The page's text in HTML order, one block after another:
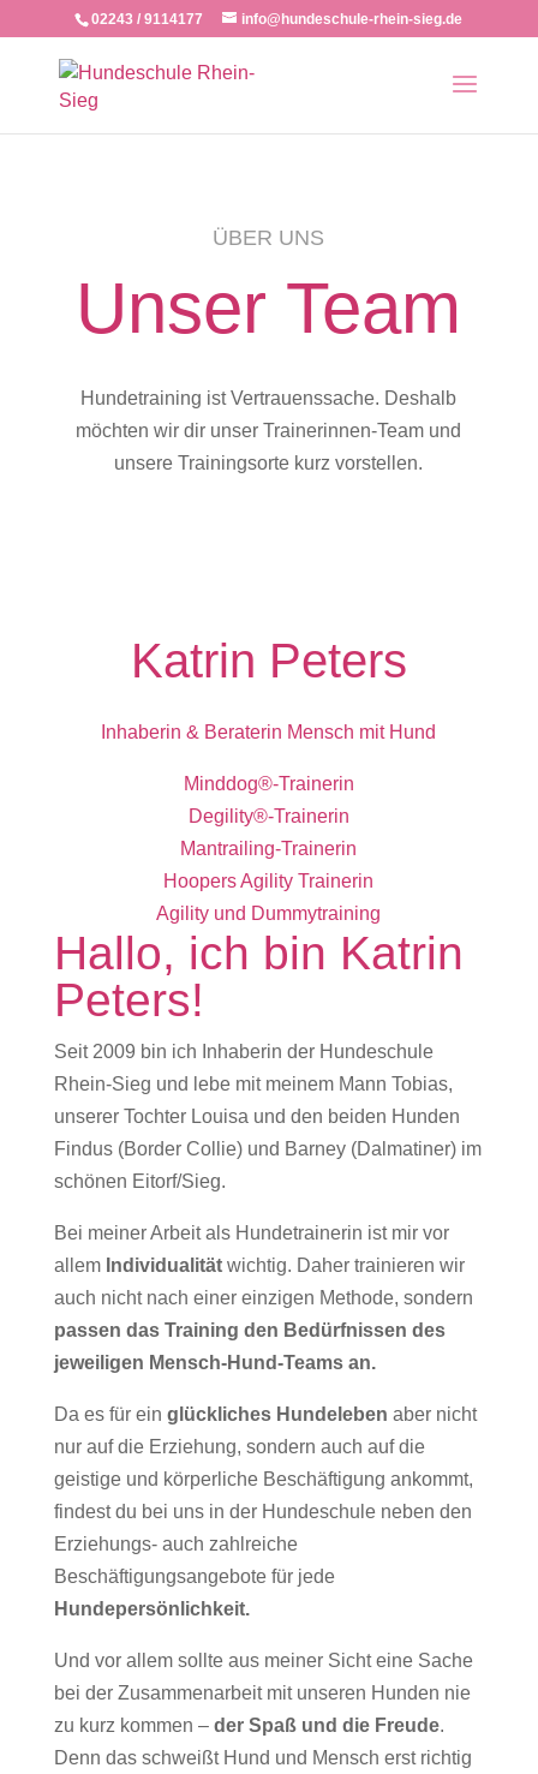
02243 / 9114177 info@hundeschule-rhein-sieg.de
ÜBER UNS
Unser Team
Hundetraining ist Vertrauenssache. Deshalb
möchten wir dir unser Trainerinnen-Team und
unsere Trainingsorte kurz vorstellen.
Katrin Peters
Inhaberin & Beraterin Mensch mit Hund
Minddog®-Trainerin
Degility®-Trainerin
Mantrailing-Trainerin
Hoopers Agility Trainerin
Agility und Dummytraining
Hallo, ich bin Katrin
Peters!
Seit 2009 bin ich Inhaberin der Hundeschule
Rhein-Sieg und lebe mit meinem Mann Tobias,
unserer Tochter Louisa und den beiden Hunden
Findus (Border Collie) und Barney (Dalmatiner) im
schönen Eitorf/Sieg.
Bei meiner Arbeit als Hundetrainerin ist mir vor
allem Individualitätwichtig. Daher trainieren wir
auch nicht nach einer einzigen Methode, sondern
passen das Training den Bedürfnissen des
jeweiligen Mensch-Hund-Teams an.
Da es für ein glückliches Hundeleben aber nicht
nur auf die Erziehung, sondern auch auf die
geistige und körperliche Beschäftigung ankommt,
findest du bei uns in der Hundeschule neben den
Erziehungs- auch zahlreiche
Beschäftigungsangebote für jede
Hundepersönlichkeit.
Und vor allem sollte aus meiner Sicht eine Sache
bei der Zusammenarbeit mit unseren Hunden nie
zu kurz kommen – der Spaß und die Freude.
Denn das schweißt Hund und Mensch erst richtig